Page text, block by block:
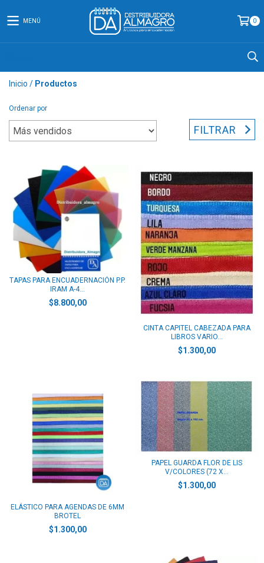
MENÚ 0
Inicio / Productos
Ordenar por
FILTRAR
TAPAS PARA ENCUADERNACIÓN P.P.
IRAM A-4...
$8.800,00
CINTA CAPITEL CABEZADA PARA
LIBROS VARIO...
$1.300,00
ELÁSTICO PARA AGENDAS DE 6MM
BROTEL
$1.300,00
PAPEL GUARDA FLOR DE LIS
V/COLORES (72 X...
$1.300,00